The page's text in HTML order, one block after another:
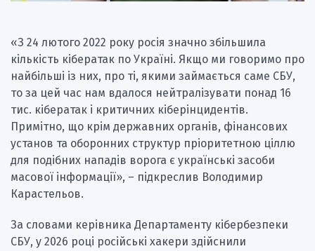
«З 24 лютого 2022 року росія значно збільшила
кількість кібератак по Україні. Якщо ми говоримо про
найбільші із них, про ті, якими займається саме СБУ,
то за цей час нам вдалося нейтралізувати понад 16
тис. кібератак і критичних кіберінцидентів.
Примітно, що крім державних органів, фінансових
установ та оборонних структур пріоритетною ціллю
для подібних нападів ворога є українські засоби
масової інформації», – підкреслив Володимир
Карастельов.
За словами керівника Департаменту кібербезпеки
СБУ, у 2026 році російські хакери здійснили